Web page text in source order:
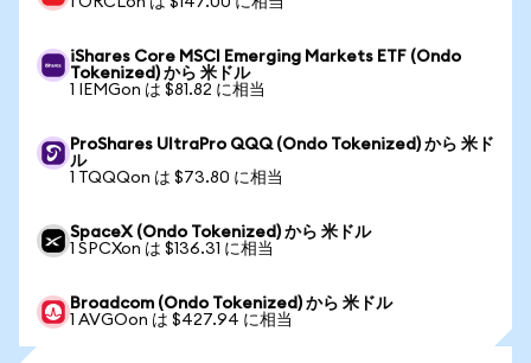
iShares Core MSCI Emerging Markets ETF (Ondo
Tokenized) から 米ドル
1 IEMGon は $81.82 に相当
ProShares UltraPro QQQ (Ondo Tokenized) から 米ド
ル
1 TQQQon は $73.80 に相当
SpaceX (Ondo Tokenized) から 米ドル
1 SPCXon は $136.31 に相当
Broadcom (Ondo Tokenized) から 米ドル
1 AVGOon は $427.94 に相当